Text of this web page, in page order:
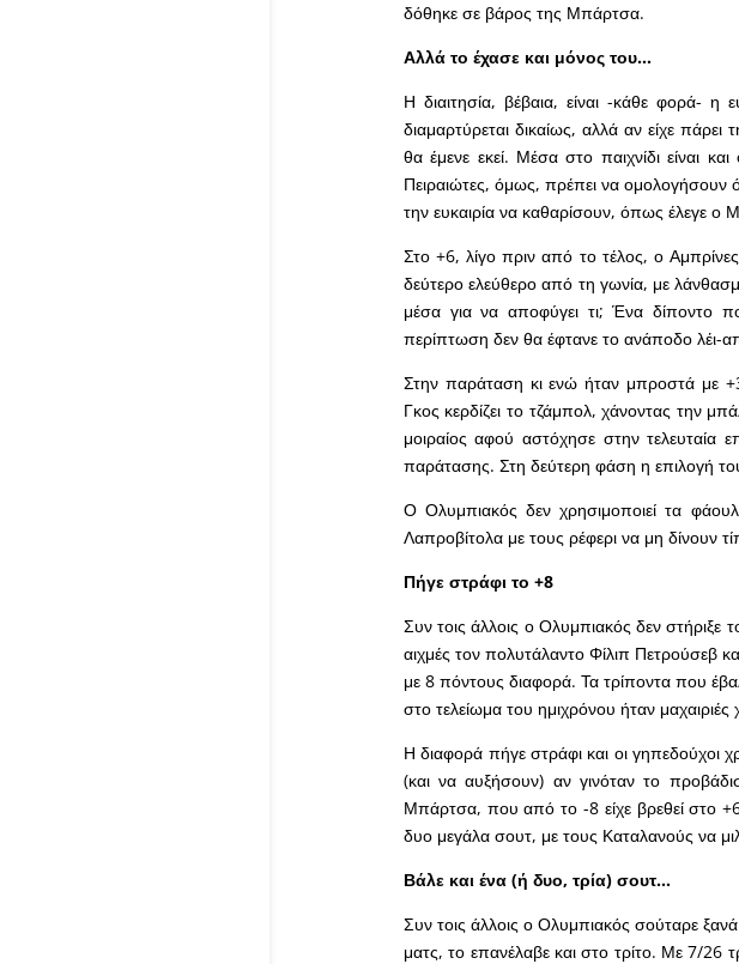
δόθηκε σε βάρος της Μπάρτσα.
Αλλά το έχασε και μόνος του…
Η διαιτησία, βέβαια, είναι -κάθε φορά- η
διαμαρτύρεται δικαίως, αλλά αν είχε
θα έμενε εκεί. Μέσα στο παιχνίδι είναι
Πειραιώτες, όμως, πρέπει να ομολογήσουν
την ευκαιρία να καθαρίσουν, όπως έλεγε ο
Στο +6, λίγο πριν από το τέλος, ο
δεύτερο ελεύθερο από τη γωνία, με
μέσα για να αποφύγει τι; Ένα δίποντο
περίπτωση δεν θα έφτανε το ανάποδο λέι-
Στην παράταση κι ενώ ήταν μπροστά με
Γκος κερδίζει το τζάμπολ, χάνοντας την
μοιραίος αφού αστόχησε στην τελευταία
παράτασης. Στη δεύτερη φάση η επιλογή
Ο Ολυμπιακός δεν χρησιμοποιεί τα
Λαπροβίτολα με τους ρέφερι να μη δίνουν
Πήγε στράφι το +8
Συν τοις άλλοις ο Ολυμπιακός δεν στήριξε
αιχμές τον πολυτάλαντο Φίλιπ Πετρούσεβ
με 8 πόντους διαφορά. Τα τρίποντα που
στο τελείωμα του ημιχρόνου ήταν
Η διαφορά πήγε στράφι και οι γηπεδούχοι
(και να αυξήσουν) αν γινόταν το
Μπάρτσα, που από το -8 είχε βρεθεί στο
δυο μεγάλα σουτ, με τους Καταλανούς να
Βάλε και ένα (ή δυο, τρία) σουτ…
Συν τοις άλλοις ο Ολυμπιακός σούταρε
ματς, το επανέλαβε και στο τρίτο. Με 7/26